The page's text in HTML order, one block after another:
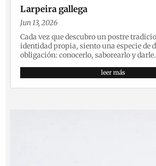
Larpeira gallega
Jun 13, 2026
Cada vez que descubro un postre
identidad propia, siento una especie de
obligación: conocerlo, saborearlo y
leer más